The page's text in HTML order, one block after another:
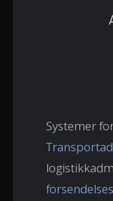
Systemer